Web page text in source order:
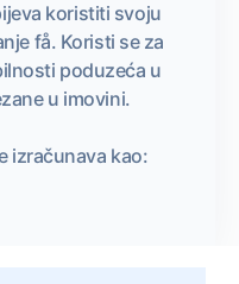
koristiti svoju
få. Koristi se za
poduzeća u
u imovini.
izračunava kao: